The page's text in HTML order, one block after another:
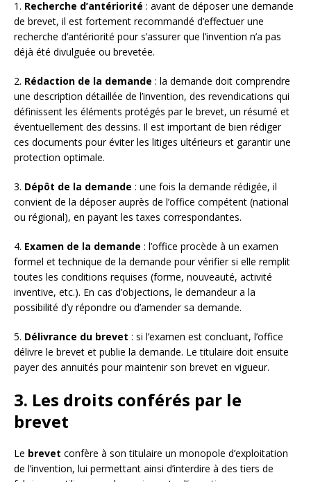
1. Recherche d’antériorité : avant de déposer une demande
de brevet, il est fortement recommandé d’effectuer une
recherche d’antériorité pour s’assurer que l’invention n’a pas
déjà été divulguée ou brevetée.
2. Rédaction de la demande : la demande doit comprendre
une description détaillée de l’invention, des revendications qui
définissent les éléments protégés par le brevet, un résumé et
éventuellement des dessins. Il est important de bien rédiger
ces documents pour éviter les litiges ultérieurs et garantir une
protection optimale.
3. Dépôt de la demande : une fois la demande rédigée, il
convient de la déposer auprès de l’office compétent (national
ou régional), en payant les taxes correspondantes.
4. Examen de la demande : l’office procède à un examen
formel et technique de la demande pour vérifier si elle remplit
toutes les conditions requises (forme, nouveauté, activité
inventive, etc.). En cas d’objections, le demandeur a la
possibilité d’y répondre ou d’amender sa demande.
5. Délivrance du brevet : si l’examen est concluant, l’office
délivre le brevet et publie la demande. Le titulaire doit ensuite
payer des annuités pour maintenir son brevet en vigueur.
3. Les droits conférés par le
brevet
Le brevet confère à son titulaire un monopole d’exploitation
de l’invention, lui permettant ainsi d’interdire à des tiers de